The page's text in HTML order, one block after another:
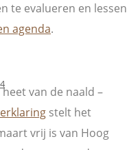
te evalueren en lessen
agenda.
van de naald –
stelt het
vrij is van Hoog